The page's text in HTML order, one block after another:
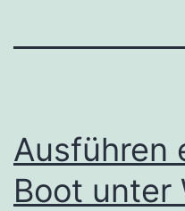
Ausführen
Boot unter